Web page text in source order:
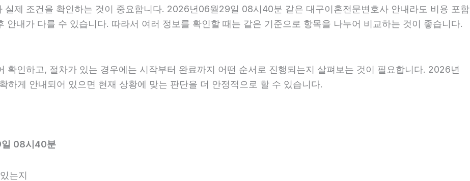
실제 조건을 확인하는 것이 중요합니다. 2026년06월29일 08시40분 같은 대구이혼전문변호사 안내라도 비용 포함
안내가 다를 수 있습니다. 따라서 여러 정보를 확인할 때는 같은 기준으로 항목을 나누어 비교하는 것이 좋습니다.
확인하고, 절차가 있는 경우에는 시작부터 완료까지 어떤 순서로 진행되는지 살펴보는 것이 필요합니다. 2026년
게 안내되어 있으면 현재 상황에 맞는 판단을 더 안정적으로 할 수 있습니다.
일 08시40분
는지